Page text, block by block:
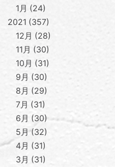
1月
24
2021 357
12月
28
11月
30
10月
31
9月
30
8月
29
7月
31
6月
30
5月
32
4月
31
3月
31